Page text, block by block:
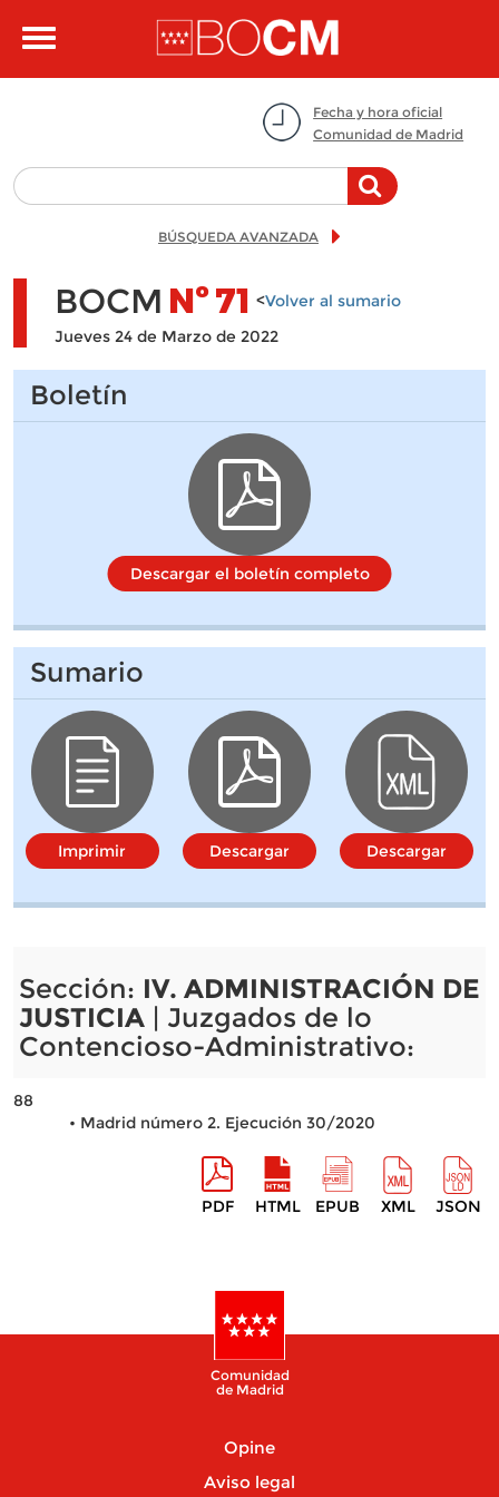
Toggle
Fecha y hora oficial
Comunidad de Madrid
BÚSQUEDA AVANZADA
BOCM Nº71 <Volver al sumario
Jueves 24 de Marzo de 2022
Boletín
Descargar el boletín completo
Sumario
Imprimir Descargar Descargar
Sección: IV. ADMINISTRACIÓN DE
JUSTICIA| Juzgados de lo
Contencioso-Administrativo:
88
• Madrid número 2. Ejecución 30/2020
PDF HTML EPUB XML JSON
Comunidad
de Madrid
Opine
Aviso legal